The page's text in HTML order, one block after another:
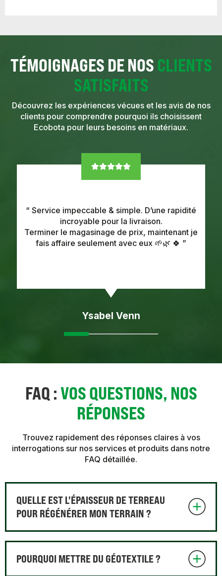
TÉMOIGNAGES DE NOSCLIENTS
SATISFAITS
Découvrez les expériences vécues et les avis de nos
clients pour comprendre pourquoi ils choisissent
Ecobota pour leurs besoins en matériaux.
“ Service impeccable & simple. D’une rapidité
incroyable pour la livraison.
Terminer le magasinage de prix, maintenant je
fais affaire seulement avec eux 🌱🌿 🍀 ”
Ysabel Venn
FAQ :VOS QUESTIONS, NOS
RÉPONSES
Trouvez rapidement des réponses claires à vos
interrogations sur nos services et produits dans notre
FAQ détaillée.
QUELLE EST L'ÉPAISSEUR DE TERREAU
POUR RÉGÉNÉRER MON TERRAIN ?
POURQUOI METTRE DU GÉOTEXTILE ?